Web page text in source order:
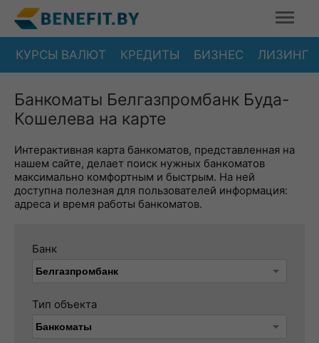
КУРСЫ ВАЛЮТ КРЕДИТЫ БИЗНЕС ЛИЗИНГ
Банкоматы Белгазпромбанк Буда-
Кошелева на карте
Интерактивная карта банкоматов, представленная на
нашем сайте, делает поиск нужных банкоматов
максимально комфортным и быстрым. На ней
доступна полезная для пользователей информация:
адреса и время работы банкоматов.
Банк
Тип объекта